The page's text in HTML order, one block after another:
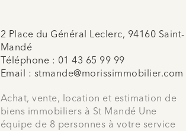
2 Place du Général Leclerc, 94160 Saint-
Mandé
Téléphone : 01 43 65 99 99
Email : stmande@morissimmobilier.com
Achat, vente, location et estimation de
biens immobiliers à St Mandé Une
équipe de 8 personnes à votre service